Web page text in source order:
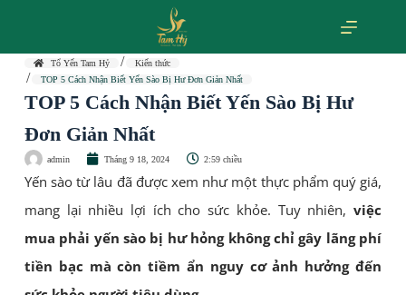
Tổ Yến Tam Hỷ
Kiến thức
TOP 5 Cách Nhận Biết Yến Sào Bị Hư Đơn Giản Nhất
TOP 5 Cách Nhận Biết Yến Sào Bị Hư
Đơn Giản Nhất
admin Tháng 9 18, 2024 2:59 chiều
Yến sào từ lâu đã được xem như một thực phẩm quý giá,
mang lại nhiều lợi ích cho sức khỏe. Tuy nhiên,việc
mua phải yến sào bị hư hỏng không chỉ gây lãng phí
tiền bạc mà còn tiềm ẩn nguy cơ ảnh hưởng đến